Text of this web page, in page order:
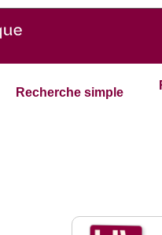
Recherche simple